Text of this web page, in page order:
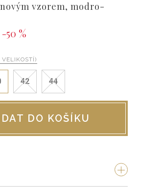
vzorem, modro-
-50 %
42 44
DO KOŠÍKU